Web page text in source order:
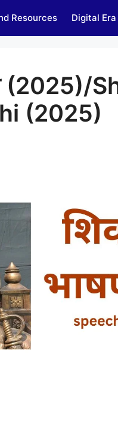
Resources Digital Era
(2025)/
(2025)